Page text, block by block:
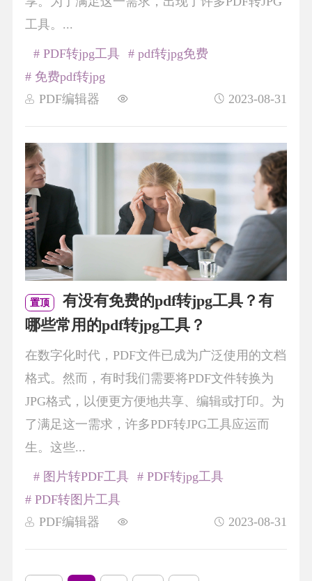
工具。...
PDF编辑器 2023-08-31
# PDF转jpg工具
# pdf转jpg免费
# 免费pdf转jpg
置顶
有没有免费的pdf转jpg工具？有
哪些常用的pdf转jpg工具？
在数字化时代，PDF文件已成为广泛使用的文档
格式。然而，有时我们需要将PDF文件转换为
JPG格式，以便更方便地共享、编辑或打印。为
了满足这一需求，许多PDF转JPG工具应运而
生。这些...
PDF编辑器 2023-08-31
# 图片转PDF工具
# PDF转jpg工具
# PDF转图片工具